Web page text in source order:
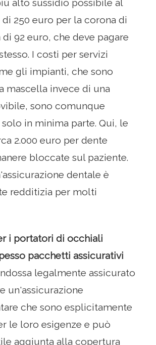
alto sussidio possibile al
250 euro per la corona di
di 92 euro, che deve pagare
I costi per servizi
gli impianti, che sono
mascella invece di una
sono comunque
in minima parte. Qui, le
2.000 euro per dente
bloccate sul paziente.
dentale è
redditizia per molti
i portatori di occhiali
pacchetti assicurativi
legalmente assicurato
un'assicurazione
che sono esplicitamente
le loro esigenze e può
aggiunta alla copertura